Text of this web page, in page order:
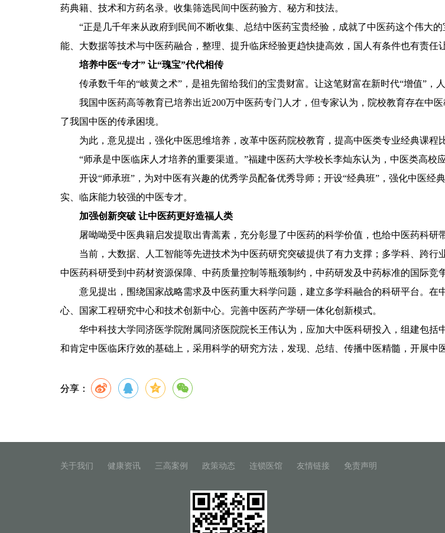
药典籍、技术和方药名录。收集筛选民间中医药验方、秘方和技法。
“正是几千年来从政府到民间不断收集、总结中医药宝贵经验，成就了中医药这个伟大的
能、大数据等技术与中医药融合，整理、提升临床经验更趋快捷高效，国人有条件也有责任
培养中医“专才” 让“瑰宝”代代相传
传承数千年的“岐黄之术”，是祖先留给我们的宝贵财富。让这笔财富在新时代“增值”，人
我国中医药高等教育已培养出近200万中医药专门人才，但专家认为，院校教育存在中
了我国中医的传承困境。
为此，意见提出，强化中医思维培养，改革中医药院校教育，提高中医类专业经典课程
“师承是中医临床人才培养的重要渠道。”福建中医药大学校长李灿东认为，中医类高校
开设“师承班”，为对中医有兴趣的优秀学员配备优秀导师；开设“经典班”，强化中医
实、临床能力较强的中医专才。
加强创新突破 让中医药更好造福人类
屠呦呦受中医典籍启发提取出青蒿素，充分彰显了中医药的科学价值，也给中医药科研
当前，大数据、人工智能等先进技术为中医药研究突破提供了有力支撑；多学科、跨行
中医药科研受到中药材资源保障、中药质量控制等瓶颈制约，中药研发及中药标准的国际竞
意见提出，围绕国家战略需求及中医药重大科学问题，建立多学科融合的科研平台。在
心、国家工程研究中心和技术创新中心。完善中医药产学研一体化创新模式。
华中科技大学同济医学院附属同济医院院长王伟认为，应加大中医科研投入，组建包括
和肯定中医临床疗效的基础上，采用科学的研究方法，发现、总结、传播中医精髓，开展中
分享：
关于我们 健康资讯 三高案例 政策动态 连锁医馆 友情链接 免责声明